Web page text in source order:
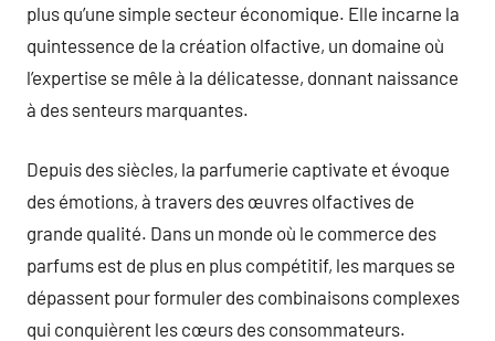
plus qu’une simple secteur économique. Elle incarne la
quintessence de la création olfactive, un domaine où
l’expertise se mêle à la délicatesse, donnant naissance
à des senteurs marquantes.
Depuis des siècles, la parfumerie captivate et évoque
des émotions, à travers des œuvres olfactives de
grande qualité. Dans un monde où le commerce des
parfums est de plus en plus compétitif, les marques se
dépassent pour formuler des combinaisons complexes
qui conquièrent les cœurs des consommateurs.